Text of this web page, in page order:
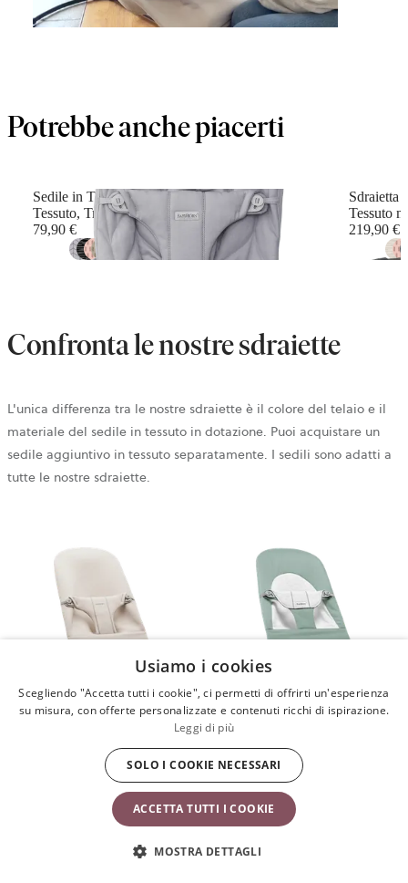
Potrebbe anche piacerti
Sedile in Tessuto per Sdraietta Bliss
Tessuto, Trapunto a petalo, Grigio chiaro
79,90 €
12
Sdraietta
Tessuto
219,90 €
Confronta le nostre sdraiette
L'unica differenza tra le nostre sdraiette è il colore del telaio e il
materiale del sedile in tessuto in dotazione. Puoi acquistare un
sedile aggiuntivo in tessuto separatamente. I sedili sono adatti a
tutte le nostre sdraiette.
Sdraietta Bliss
Sdraietta Balance Soft
Sdraietta Balance Soft
Sdraietta Bliss
Sdraietta Balance Soft
Usiamo i cookies
Scegliendo "Accetta tutti i cookie", ci permetti di offrirti un'esperienza
su misura, con offerte personalizzate e contenuti ricchi di ispirazione.
Leggi di più
ACCETTA TUTTI I COOKIE
SOLO I COOKIE NECESSARI
MOSTRA DETTAGLI